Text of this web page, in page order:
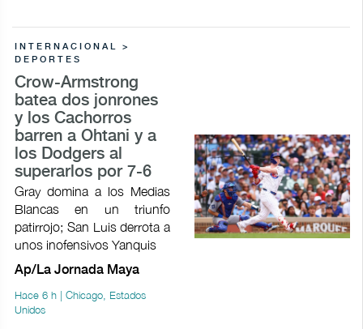
INTERNACIONAL >
DEPORTES
Crow-Armstrong
batea dos jonrones
y los Cachorros
barren a Ohtani y a
los Dodgers al
superarlos por 7-6
Gray domina a los Medias
Blancas en un triunfo
patirrojo; San Luis derrota a
unos inofensivos Yanquis
Ap/La Jornada Maya
Hace 6 h | Chicago, Estados
Unidos